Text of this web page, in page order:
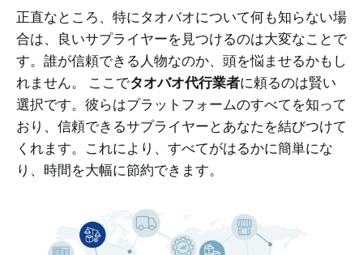
正直なところ、特にタオバオについて何も知らない場
合は、良いサプライヤーを見つけるのは大変なことで
す。誰が信頼できる人物なのか、頭を悩ませるかもし
れません。 ここでタオバオ代行業者に頼るのは賢い
選択です。彼らはプラットフォームのすべてを知って
おり、信頼できるサプライヤーとあなたを結びつけて
くれます。これにより、すべてがはるかに簡単にな
り、時間を大幅に節約できます。